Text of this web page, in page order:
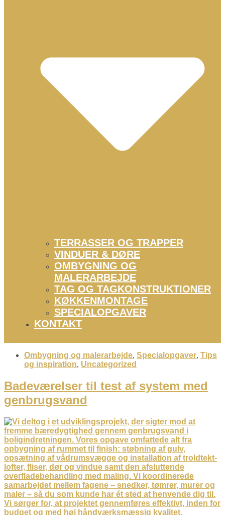
TERRASSER OG TRAPPER
VINDUER & DØRE
OMBYGNING OG
MALERARBEJDE
TAG OG TAGKONSTRUKTIONER
KØKKENMONTAGE
SPECIALOPGAVER
KONTAKT
Ombygning og malerarbejde, Specialopgaver, Tips
og inspiration, Uncategorized
Badeværelser til test af system med
genbrugsvand​